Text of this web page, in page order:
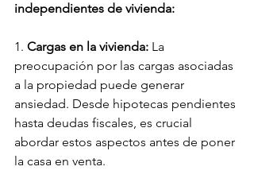
independientes de vivienda:
1. Cargas en la vivienda: La
preocupación por las cargas asociadas
a la propiedad puede generar
ansiedad. Desde hipotecas pendientes
hasta deudas fiscales, es crucial
abordar estos aspectos antes de poner
la casa en venta.